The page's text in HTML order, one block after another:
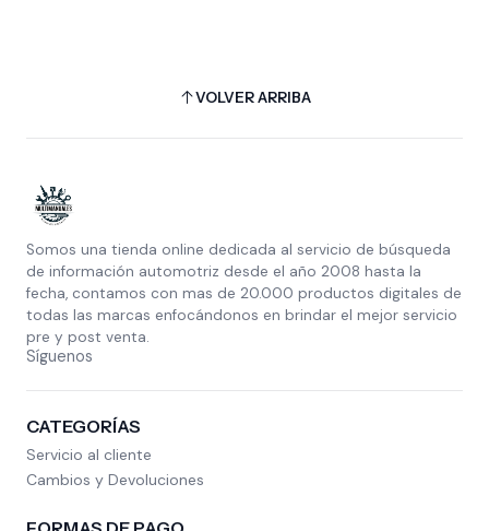
VOLVER ARRIBA
Somos una tienda online dedicada al servicio de búsqueda
de información automotriz desde el año 2008 hasta la
fecha, contamos con mas de 20.000 productos digitales de
todas las marcas enfocándonos en brindar el mejor servicio
pre y post venta.
Síguenos
CATEGORÍAS
Servicio al cliente
Cambios y Devoluciones